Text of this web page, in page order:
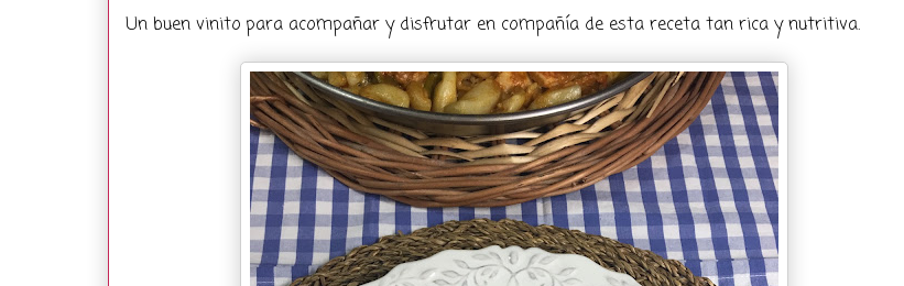
Un buen vinito para acompañar y disfrutar en compañía de esta receta tan rica y nutritiva.